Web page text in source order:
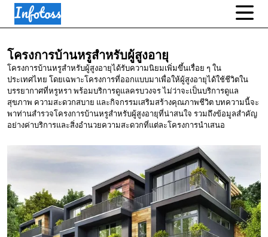
โครงการบ้านหรูสำหรับผู้สูงอายุ
โครงการบ้านหรูสำหรับผู้สูงอายุได้รับความนิยมเพิ่มขึ้นเรื่อย ๆ ใน
ประเทศไทย โดยเฉพาะโครงการที่ออกแบบมาเพื่อให้ผู้สูงอายุได้ใช้ชีวิตใน
บรรยากาศที่หรูหรา พร้อมบริการดูแลครบวงจร ไม่ว่าจะเป็นบริการดูแล
สุขภาพ ความสะดวกสบาย และกิจกรรมเสริมสร้างคุณภาพชีวิต บทความนี้จะ
พาท่านสำรวจโครงการบ้านหรูสำหรับผู้สูงอายุที่น่าสนใจ รวมถึงข้อมูลสำคัญ
อย่างค่าบริการและสิ่งอำนวยความสะดวกที่แต่ละโครงการนำเสนอ